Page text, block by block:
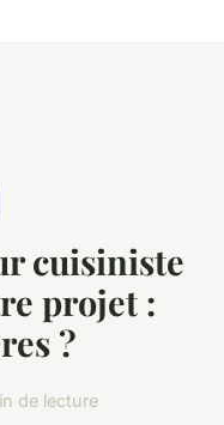
cuisiniste
projet :
?
de lecture